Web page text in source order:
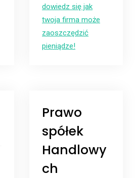
dowiedz się jak
twoja firma może
zaoszczędzić
pieniądze!
Prawo
spółek
Handlowy
ch